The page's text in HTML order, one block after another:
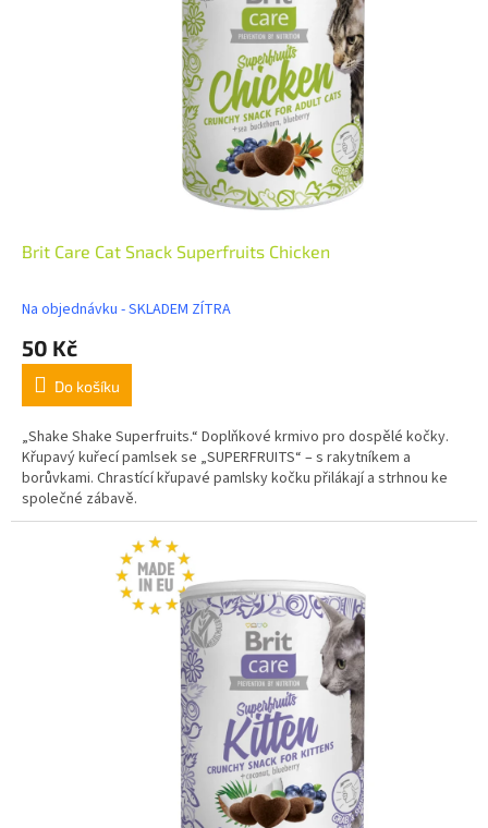
Brit Care Cat Snack Superfruits Chicken
Na objednávku - SKLADEM ZÍTRA
50 Kč
Do košíku
„Shake Shake Superfruits.“ Doplňkové krmivo pro dospělé kočky.
Křupavý kuřecí pamlsek se „SUPERFRUITS“ – s rakytníkem a
borůvkami. Chrastící křupavé pamlsky kočku přilákají a strhnou ke
společné zábavě.